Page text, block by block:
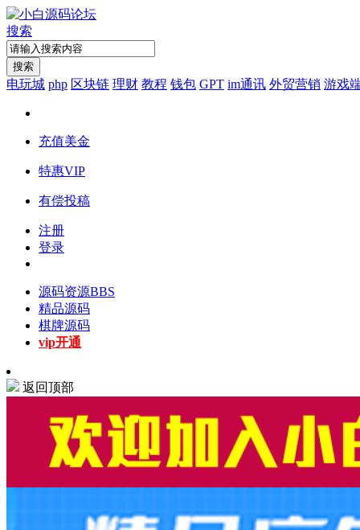
搜索
搜索
电玩城 php 区块链 理财 教程 钱包 GPT im通讯 外贸营销 游戏
充值美金
特惠VIP
有偿投稿
注册
登录
源码资源BBS
精品源码
棋牌源码
vip开通
返回顶部